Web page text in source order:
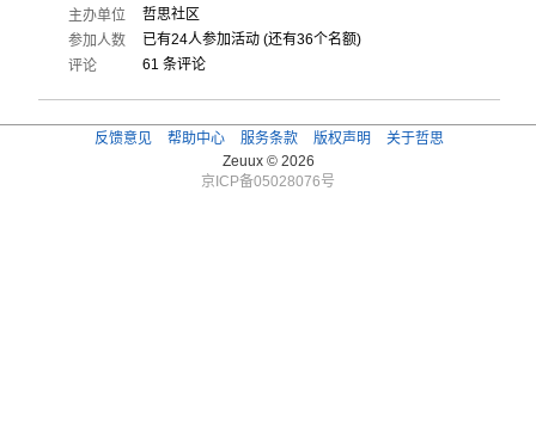
主办单位
哲思社区
参加人数
已有24人参加活动 (还有36个名额)
评论
61 条评论
反馈意见 帮助中心 服务条款 版权声明
关于哲思
Zeuux © 2026
京ICP备05028076号